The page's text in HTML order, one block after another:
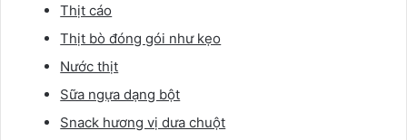
Thịt cáo
Thịt bò đóng gói như kẹo
Nước thịt
Sữa ngựa dạng bột
Snack hương vị dưa chuột